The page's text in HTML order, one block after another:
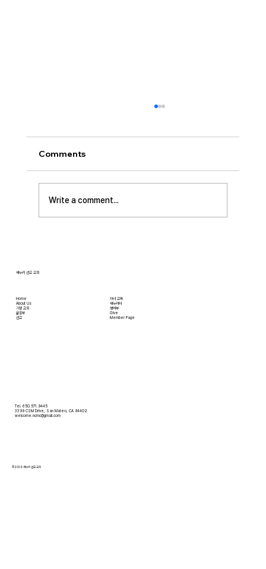
• 서대석 목자 단기 선교 8월 1일부터 13일까지
이스라엘 단기 선교를 다녀옵니다. 관심과 기도
부탁 드립니다. • 가정교회 평신도 세미나 등록
평신도 세미나가 어스틴 늘푸른교회에서 9월 25
일부터 27일까지 있습니다. 등록마감은 8월 7일
Comments
Write a comment...
Home
About Us
​가정 교회
​삶공부
​선교
자녀 교육
새누리터
영어부
Give
Member Page
Tel. 650.571.9445
3399 CSM Drive, San Mateo, CA 94402
welcome.ncmc@gmail.com
© 2026 새누리 선교 교회
새누리 선교 교회